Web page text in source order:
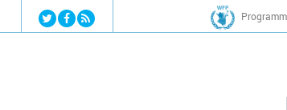
Jump to navigation